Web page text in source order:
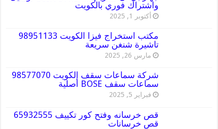
واشتراك فوري بالكويت
أكتوبر 1, 2025
مكتب استخراج فيزا الكويت 98951133
تاشيرة شنغن سريعة
مارس 26, 2025
شركة سماعات سقف الكويت 98577070
سماعات سقف BOSE أصلية
فبراير 5, 2025
قص خرسانه وفتح كور تكييف 65932555
قص خرسانات